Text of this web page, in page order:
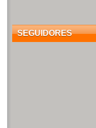
SEGUIDORES